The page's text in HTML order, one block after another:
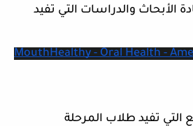
والدراسات التي تفيد
MouthHealthy - Oral Health -
التي تفيد طلاب المرحلة